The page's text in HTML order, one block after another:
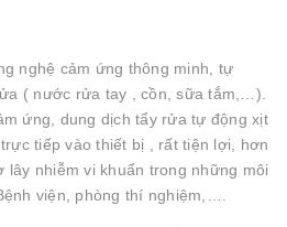
nghệ cảm ứng thông minh, tự
( nước rửa tay , cồn, sữa tắm,…).
ứng, dung dịch tẩy rửa tự động xịt
tiếp vào thiết bị , rất tiện lợi, hơn
lây nhiễm vi khuẩn trong những môi
viện, phòng thí nghiệm,….